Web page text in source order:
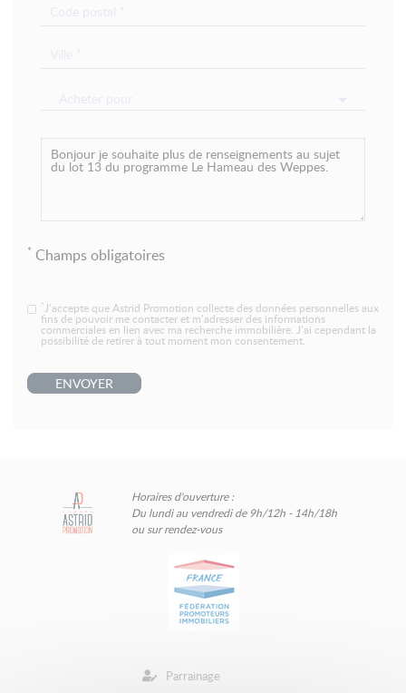
* Champs obligatoires
*J’accepte que Astrid Promotion collecte des données personnelles aux
fins de pouvoir me contacter et m’adresser des informations
commerciales en lien avec ma recherche immobilière. J’ai cependant la
possibilité de retirer à tout moment mon consentement.
ENVOYER
Horaires d'ouverture :
Du lundi au vendredi de 9h/12h - 14h/18h
ou sur rendez-vous
Parrainage